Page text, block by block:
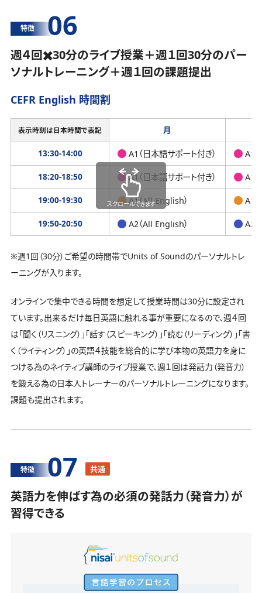
特徴 06
週４回✖️30分のライブ授業＋週１回30分のパー
ソナルトレーニング＋週１回の課題提出
CEFR English 時間割
表示時刻は日本時間で表記 月
13:30-14:00 A1（日本語サポート付き） A1
18:20-18:50 A1（日本語サポート付き） A1
19:00-19:30 A1（All English） A1
19:50-20:50 A2（All English） A2
スクロールできます
※週1回（30分）ご希望の時間帯でUnits of Soundのパーソナルトレ
ーニングが入ります。
オンラインで集中できる時間を想定して授業時間は30分に設定され
ています。出来るだけ毎日英語に触れる事が重要になるので、週４回
は「聞く（リスニング）」「話す（スピーキング）」「読む（リーディング）」「書
く（ライティング）」の英語４技能を総合的に学び本物の英語力を身に
つける為のネイティブ講師のライブ授業で、週１回は発話力（発音力）
を鍛える為の日本人トレーナーのパーソナルトレーニングになります。
課題も提出されます。
特徴 07 共通
英語力を伸ばす為の必須の発話力（発音力）が
習得できる